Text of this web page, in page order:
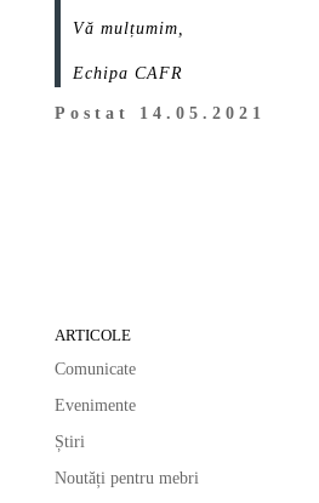
Vă mulțumim,
Echipa CAFR
Postat 14.05.2021
ARTICOLE
Comunicate
Evenimente
Știri
Noutăți pentru mebri